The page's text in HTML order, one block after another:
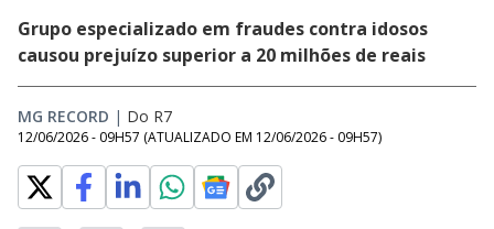
Grupo especializado em fraudes contra idosos
causou prejuízo superior a 20 milhões de reais
MG RECORD | Do R7
12/06/2026 - 09H57 (ATUALIZADO EM 12/06/2026 - 09H57)